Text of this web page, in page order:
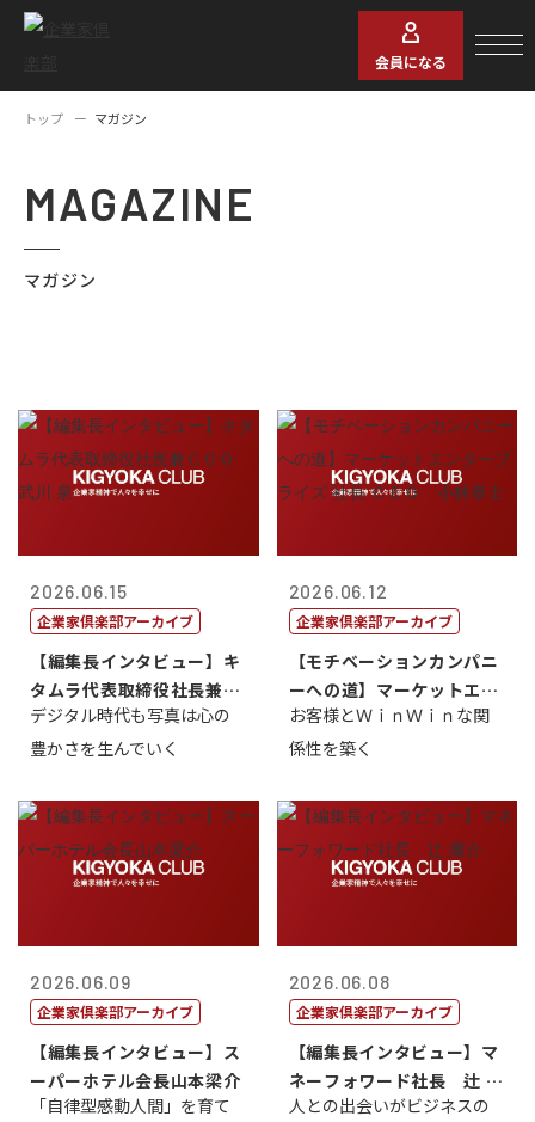
会員になる
トップ マガジン
MAGAZINE
マガジン
2026.06.15
企業家倶楽部アーカイブ
【編集長インタビュー】キ
タムラ代表取締役社長兼Ｃ
ＯＯ 武川 ...
デジタル時代も写真は心の
豊かさを生んでいく
2026.06.12
企業家倶楽部アーカイブ
【モチベーションカンパニ
ーへの道】マーケットエン
タープライズ...
お客様とＷｉｎＷｉｎな関
係性を築く
2026.06.09
企業家倶楽部アーカイブ
【編集長インタビュー】ス
ーパーホテル会長山本梁介
「自律型感動人間」を育て
2026.06.08
企業家倶楽部アーカイブ
【編集長インタビュー】マ
ネーフォワード社長 辻 庸
介
人との出会いがビジネスの